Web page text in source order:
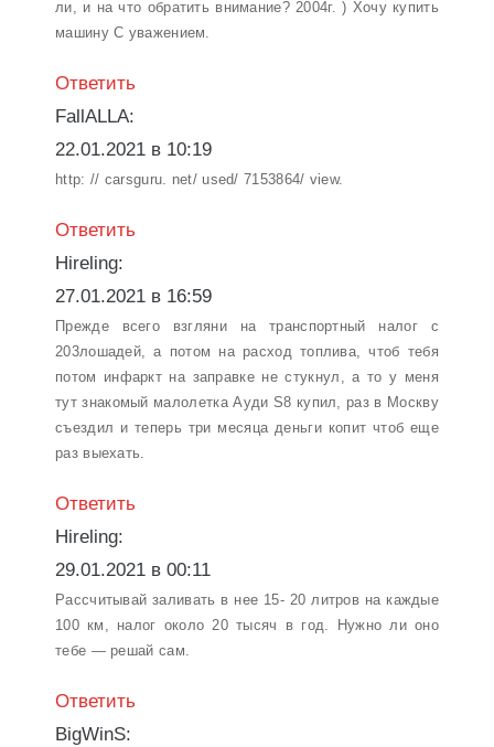
ли, и на что обратить внимание? 2004г. ) Хочу купить
машину С уважением.
Ответить
FallALLA:
22.01.2021 в 10:19
http: // carsguru. net/ used/ 7153864/ view.
Ответить
Hireling:
27.01.2021 в 16:59
Прежде всего взгляни на транспортный налог с
203лошадей, а потом на расход топлива, чтоб тебя
потом инфаркт на заправке не стукнул, а то у меня
тут знакомый малолетка Ауди S8 купил, раз в Москву
съездил и теперь три месяца деньги копит чтоб еще
раз выехать.
Ответить
Hireling:
29.01.2021 в 00:11
Рассчитывай заливать в нее 15- 20 литров на каждые
100 км, налог около 20 тысяч в год. Нужно ли оно
тебе — решай сам.
Ответить
BigWinS: